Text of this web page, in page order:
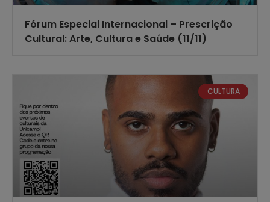
Fórum Especial Internacional – Prescrição
Cultural: Arte, Cultura e Saúde (11/11)
CULTURA